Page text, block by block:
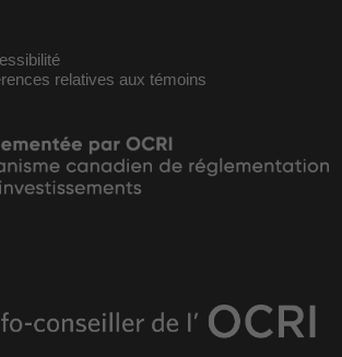
relatives aux témoins